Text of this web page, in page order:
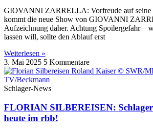
GIOVANNI ZARRELLA: Vorfreude auf seine
kommt die neue Show von GIOVANNI
Aufzeichnung daher. Achtung Spoilergefahr –
lassen will, sollte den Ablauf erst
Weiterlesen »
3. Mai 2025 5 Kommentare
Schlager-News
FLORIAN SILBEREISEN:
heute im rbb!